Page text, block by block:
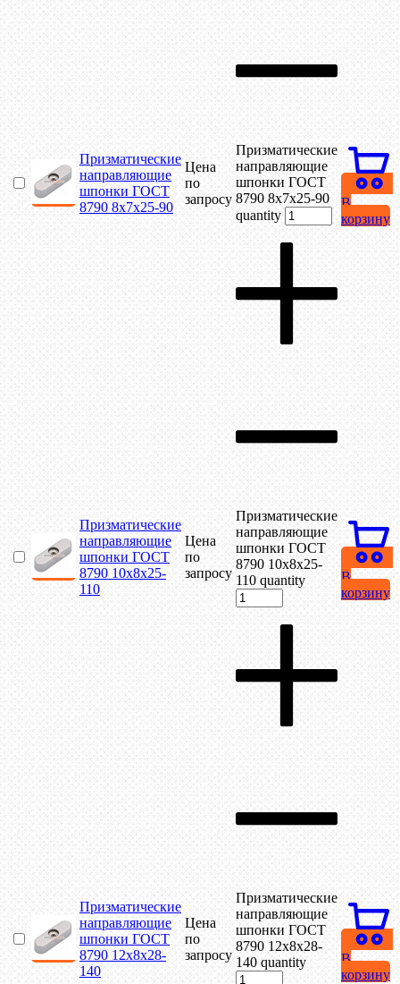
Призматические
направляющие
шпонки ГОСТ
8790 8х7х25-90
Цена
по
запросу
Призматические
направляющие
шпонки ГОСТ
8790 8х7х25-90
quantity
В
корзину
Призматические
направляющие
шпонки ГОСТ
8790 10х8х25-
110
Цена
по
запросу
Призматические
направляющие
шпонки ГОСТ
8790 10х8х25-
110 quantity
В
корзину
Призматические
направляющие
шпонки ГОСТ
8790 12х8х28-
140
Цена
по
запросу
Призматические
направляющие
шпонки ГОСТ
8790 12х8х28-
140 quantity
В
корзину